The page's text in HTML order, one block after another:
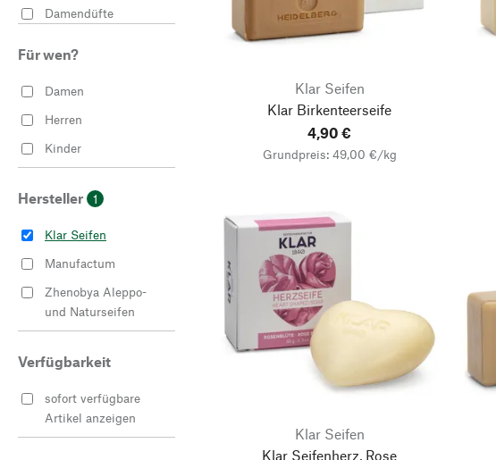
Damendüfte
Thermometer &
Wetterstationen
Für wen?
Damen
Herren
Kinder
Hersteller 1
Klar Seifen
Manufactum
Zhenobya Aleppo-
und Naturseifen
Verfügbarkeit
sofort verfügbare
Artikel anzeigen
Klar Seifen
Klar Birkenteerseife
4,90 €
Grundpreis: 49,00 €/kg
Klar Seifen
Klar Seifenherz, Rose